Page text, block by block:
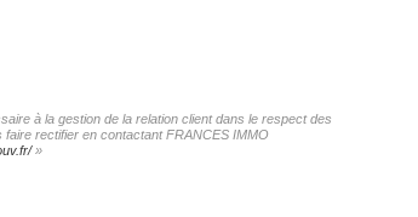
à la gestion de la relation client dans le respect des
rectifier en contactant FRANCES IMMO
»